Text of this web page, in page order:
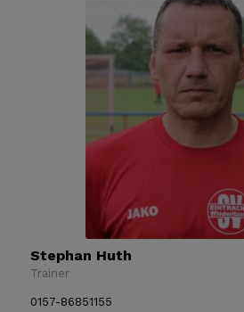
Stephan Huth
Trainer
0157-86851155